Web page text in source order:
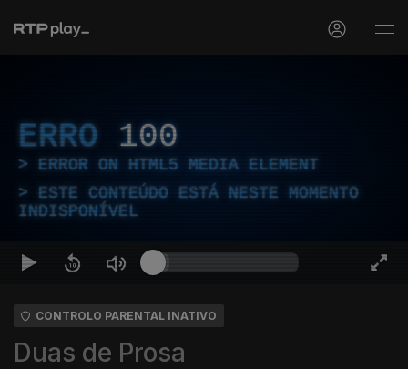
ERRO 100
ERROR ON HTML5 MEDIA ELEMENT
ESTE CONTEÚDO ESTÁ NESTE MOMENTO
INDISPONÍVEL
CONTROLO PARENTAL INATIVO
Duas de Prosa